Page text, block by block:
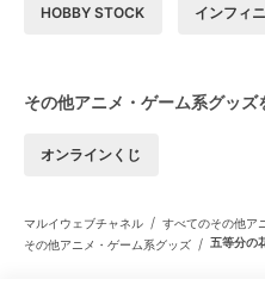
HOBBY STOCK インフィ
その他アニメ・ゲーム系グッ
オンラインくじ
マルイウェブチャネル / すべてのその他ア
その他アニメ・ゲーム系グッズ / 五等分の